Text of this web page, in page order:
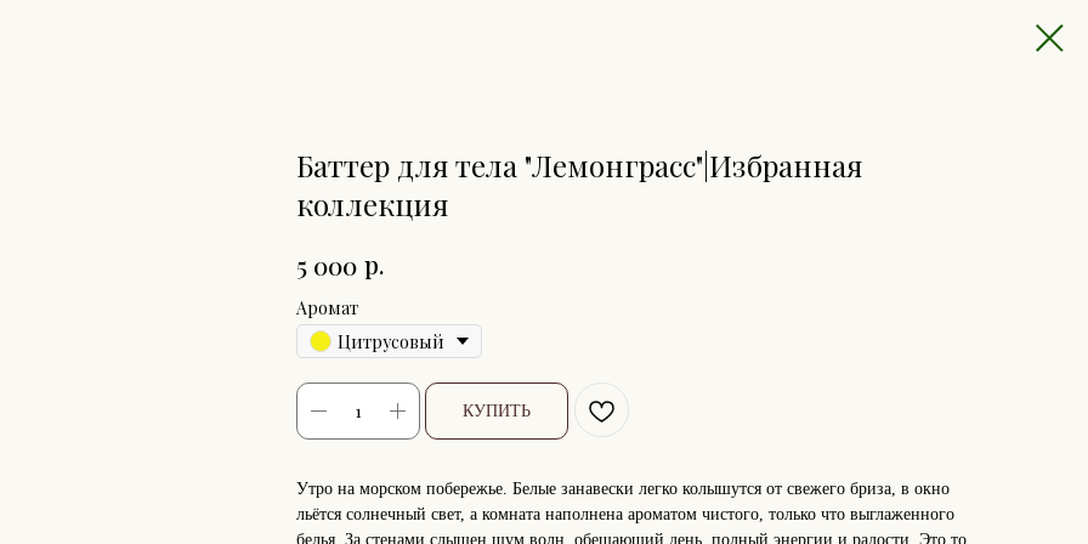
Баттер для тела "Лемонграсс"|Избранная
коллекция
5 000 р.
Аромат
Цитрусовый
КУПИТЬ
Утро на морском побережье. Белые занавески легко колышутся от свежего бриза, в окно
льётся солнечный свет, а комната наполнена ароматом чистого, только что выглаженного
белья. За стенами слышен шум волн, обещающий день, полный энергии и радости. Это то